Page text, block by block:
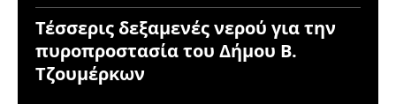
Τέσσερις δεξαμενές νερού για την
πυροπροστασία του Δήμου Β.
Τζουμέρκων